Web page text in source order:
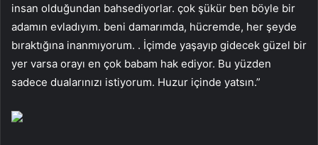
insan olduğundan bahsediyorlar. çok şükür ben böyle bir
adamın evladıyım. beni damarımda, hücremde, her şeyde
bıraktığına inanmıyorum. . İçimde yaşayıp gidecek güzel bir
yer varsa orayı en çok babam hak ediyor. Bu yüzden
sadece dualarınızı istiyorum. Huzur içinde yatsın.”